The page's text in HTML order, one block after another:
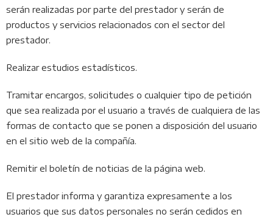
serán realizadas por parte del prestador y serán de
productos y servicios relacionados con el sector del
prestador.
Realizar estudios estadísticos.
Tramitar encargos, solicitudes o cualquier tipo de petición
que sea realizada por el usuario a través de cualquiera de las
formas de contacto que se ponen a disposición del usuario
en el sitio web de la compañía.
Remitir el boletín de noticias de la página web.
El prestador informa y garantiza expresamente a los
usuarios que sus datos personales no serán cedidos en